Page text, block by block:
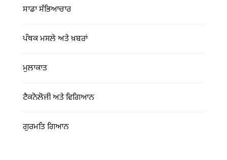
ਸਾਡਾ ਸੱਭਿਆਚਾਰ
ਪੰਥਕ ਮਸਲੇ ਅਤੇ ਖ਼ਬਰਾਂ
ਮੁਲਾਕਾਤ
ਟੈਕਨੋਲੋਜੀ ਅਤੇ ਵਿਗਿਆਨ
ਗੁਰਮਤਿ ਗਿਆਨ